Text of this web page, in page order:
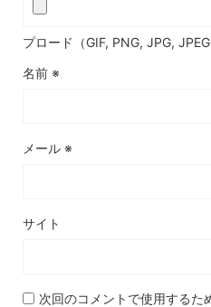
プロード（GIF, PNG, JPG, JPEG
名前 ※
メール ※
サイト
次回のコメントで使用するた